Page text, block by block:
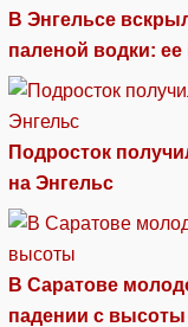
В Энгельсе
паленой водки:
Подросток
на Энгельс
В Саратове
падении с высоты